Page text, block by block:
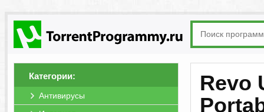
Категории:
Антивирусы
Revo